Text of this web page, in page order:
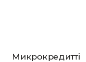
Микрокредитті